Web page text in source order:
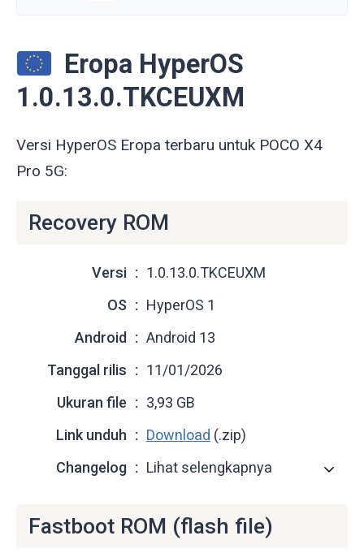
Eropa HyperOS
1.0.13.0.TKCEUXM
Versi HyperOS Eropa terbaru untuk POCO X4
Pro 5G:
Recovery ROM
Versi
1.0.13.0.TKCEUXM
OS
HyperOS 1
Android
Android 13
Tanggal rilis
11/01/2026
Ukuran file
3,93 GB
Link unduh
Download (.zip)
Changelog
Lihat selengkapnya
Fastboot ROM (flash file)